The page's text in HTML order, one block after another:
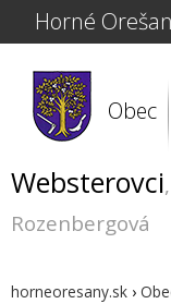
Horné
Obec
Websterovci
Rozenbergová
horneoresany.sk ›